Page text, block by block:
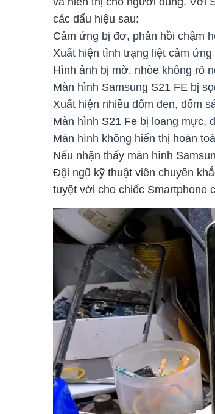
các dấu hiệu sau:
Cảm ứng bị đơ, phản hồi chậm
Xuất hiện tình trạng liệt cảm
Hình ảnh bị mờ, nhòe không rõ
Màn hình Samsung S21 FE bị
Xuất hiện nhiều đốm đen, đốm
Màn hình S21 Fe bị loang mực,
Màn hình không hiển thị hoàn
Nếu nhận thấy màn hình
Đội ngũ kỹ thuật viên chuyên
tuyệt vời cho chiếc Smartphone